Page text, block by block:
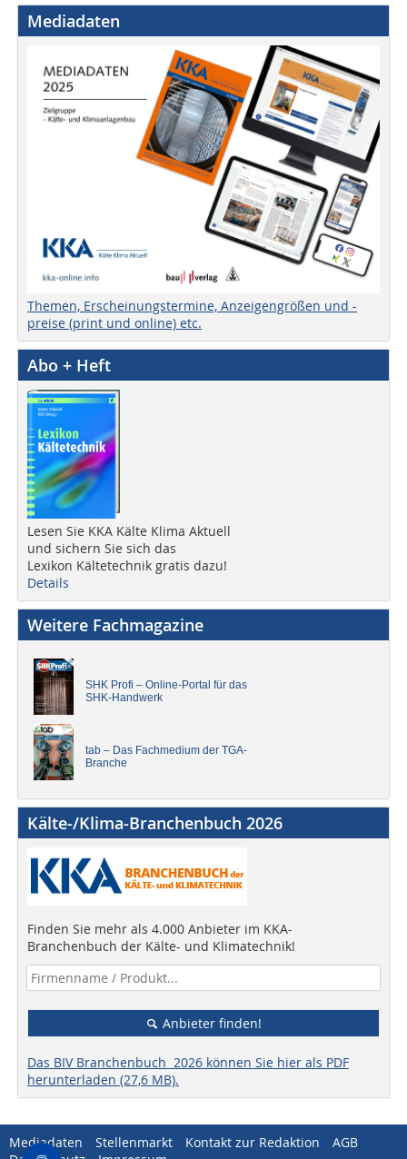
Mediadaten
Themen, Erscheinungstermine, Anzeigengrößen und -
preise (print und online) etc.
Abo + Heft
Lesen Sie KKA Kälte Klima Aktuell
und sichern Sie sich das
Lexikon Kältetechnik gratis dazu!
Details
Weitere Fachmagazine
SHK Profi – Online-Portal für das
SHK-Handwerk
tab – Das Fachmedium der TGA-
Branche
Kälte-/Klima-Branchenbuch 2026
Finden Sie mehr als 4.000 Anbieter im KKA-
Branchenbuch der Kälte- und Klimatechnik!
Anbieter finden!
Das BIV Branchenbuch 2026 können Sie hier als PDF
herunterladen (27,6 MB).
Mediadaten Stellenmarkt Kontakt zur Redaktion
AGB